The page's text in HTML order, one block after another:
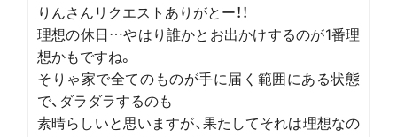
りんさんリクエストありがとー！！
理想の休日…やはり誰かとお出かけするのが1番理
想かもですね。
そりゃ家で全てのものが手に届く範囲にある状態
で、ダラダラするのも
素晴らしいと思いますが、果たしてそれは理想なの